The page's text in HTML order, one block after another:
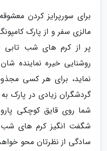
برای سورپرایز کردن
مالزی سفر و از پارک
پر از کرم های شب تابی
روشنایی خیره نماینده
نماید، برای هر کسی
گردشگران زیادی در پارک
شما روی قایق کوچکی
شگفت انگیز کرم های شب
سادگی از نظرتان محو